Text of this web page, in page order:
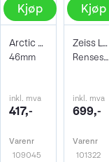
Kjøp
Arctic Pro filter Polarizer
46mm
inkl. mva
417,-
Varenr
109045
Kjøp
Zeiss Lens Cleaning Kit
Rensesett for objektiv og kamera
inkl. mva
699,-
Varenr
101322